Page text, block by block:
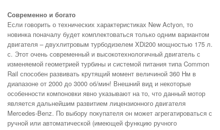
Современно и богато
Если говорить о технических характеристиках New Actyon, то
новинка поначалу будет комплектоваться только одним вариантом
двигателя – двухлитровым турбодизелем XDi200 мощностью 175 л.
с. Этот очень современный и высокотехнологичный двигатель с
изменяемой геометрией турбины и системой питания типа Common
Rail способен развивать крутящий момент величиной 360 Нм в
диапазоне от 2000 до 3000 об/мин! Внешний вид и некоторые
особенности компоновки явно указывают на то, что данный мотор
является дальнейшим развитием лицензионного двигателя
Mercedes-Benz. По выбору покупателя он может агрегатироваться с
ручной или автоматической (имеющей функцию ручного